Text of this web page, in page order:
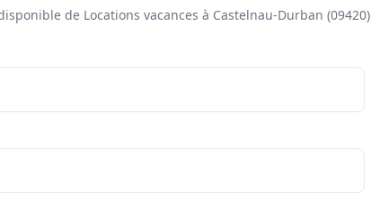
de Locations vacances à Castelnau-Durban (09420)